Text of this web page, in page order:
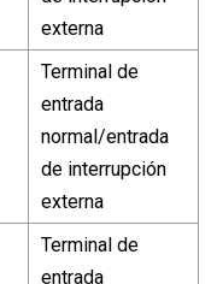
externa
Terminal de
entrada
normal/entrada
de interrupción
externa
Terminal de
entrada